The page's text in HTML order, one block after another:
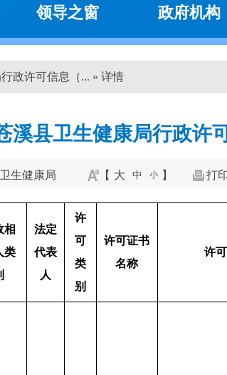
领导之窗 政府机构
政许可信息（... » 详情
溪县卫生健康局行政许
生健康局 【 大 中 小 】 打
相
类
法定
代表
人
许
可
类
别
许可证书
名称
许